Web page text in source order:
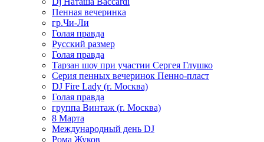
Пенная вечеринка
гр.Чи-Ли
Голая правда
Русский размер
Голая правда
Тарзан шоу при участии Сергея Глушко
Серия пенных вечеринок Пенно-пласт
DJ Fire Lady (г. Москва)
Голая правда
группа Винтаж (г. Москва)
8 Марта
Международный день DJ
Рома Жуков